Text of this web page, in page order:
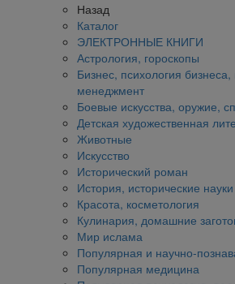
Назад
Каталог
ЭЛЕКТРОННЫЕ КНИГИ
Астрология, гороскопы
Бизнес, психология бизнеса,
менеджмент
Боевые искусства, оружие,
Детская художественная
Животные
Искусство
Исторический роман
История, исторические науки
Красота, косметология
Кулинария, домашние
Мир ислама
Популярная и научно-
Популярная медицина